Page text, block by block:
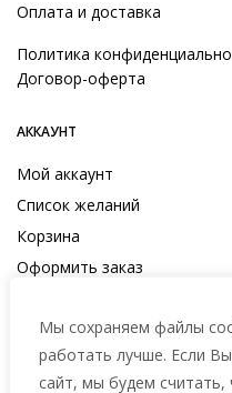
Мы сохраняем файлы
работать лучше. Если
сайт, мы будем считать,
Оплата и доставка
Политика
Договор-оферта
АККАУНТ
Мой аккаунт
Список желаний
Корзина
Оформить заказ